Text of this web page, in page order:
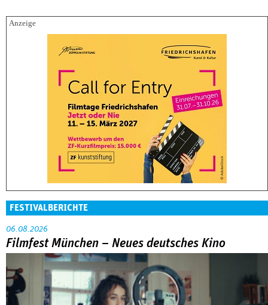
FESTIVALBERICHTE
06.08.2026
Filmfest München – Neues deutsches Kino